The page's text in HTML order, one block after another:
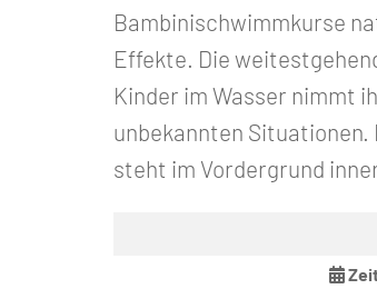
Bambinischwimmkurse
Effekte. Die
Kinder im Wasser nimmt
unbekannten
steht im Vordergrund